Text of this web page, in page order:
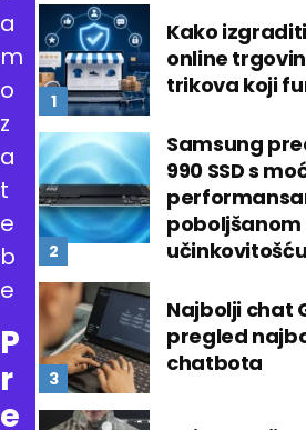
Kako
online
trikova koji
Samsung
990 SSD s
učinkovitošću
Najbolji chat
pregled
chatbota
a
m
o
z
a
t
e
b
e
P
r
e